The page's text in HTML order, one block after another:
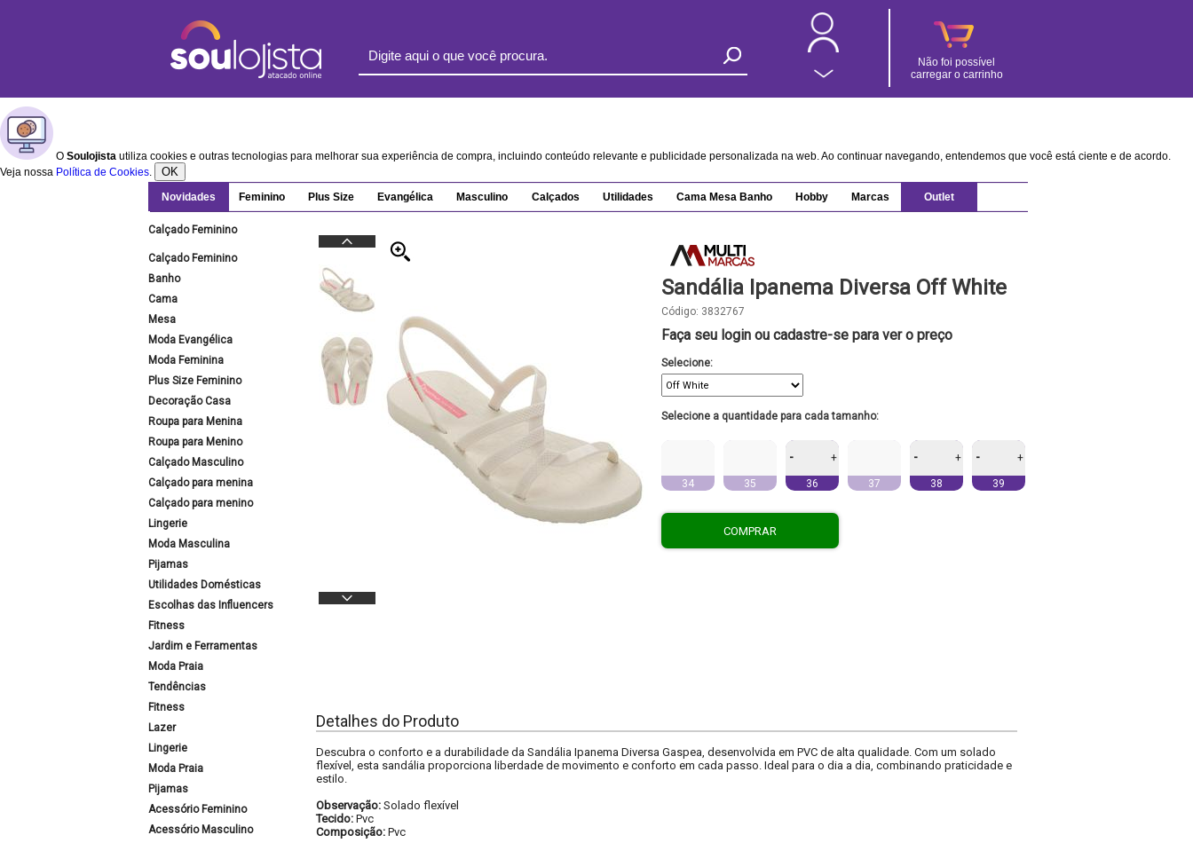
Não foi possível
carregar o carrinho
O Soulojista utiliza cookies e outras tecnologias para melhorar sua experiência de compra, incluindo conteúdo relevante e publicidade personalizada na web. Ao continuar navegando, entendemos que você está ciente e de acordo.
Veja nossa Política de Cookies. OK
Novidades Feminino Plus Size Evangélica Masculino Calçados Utilidades Cama Mesa Banho Hobby Marcas Outlet
Calçado Feminino
Calçado Feminino
Banho
Cama
Mesa
Moda Evangélica
Moda Feminina
Plus Size Feminino
Decoração Casa
Roupa para Menina
Roupa para Menino
Calçado Masculino
Calçado para menina
Calçado para menino
Lingerie
Moda Masculina
Pijamas
Utilidades Domésticas
Escolhas das Influencers
Fitness
Jardim e Ferramentas
Moda Praia
Tendências
Fitness
Lazer
Lingerie
Moda Praia
Pijamas
Acessório Feminino
Acessório Masculino
Sandália Ipanema Diversa Off White
Código: 3832767
Faça seu login ou cadastre-se para ver o preço
Selecione:
Selecione a quantidade para cada tamanho:
34 35
- +
36 37
- +
38
- +
39
COMPRAR
Detalhes do Produto
Descubra o conforto e a durabilidade da Sandália Ipanema Diversa Gaspea, desenvolvida em PVC de alta qualidade. Com um solado
flexível, esta sandália proporciona liberdade de movimento e conforto em cada passo. Ideal para o dia a dia, combinando praticidade e
estilo.
Observação: Solado flexível
Tecido: Pvc
Composição: Pvc